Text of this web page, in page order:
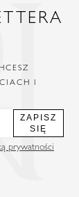
I
ZAPISZ
SIĘ
prywatności